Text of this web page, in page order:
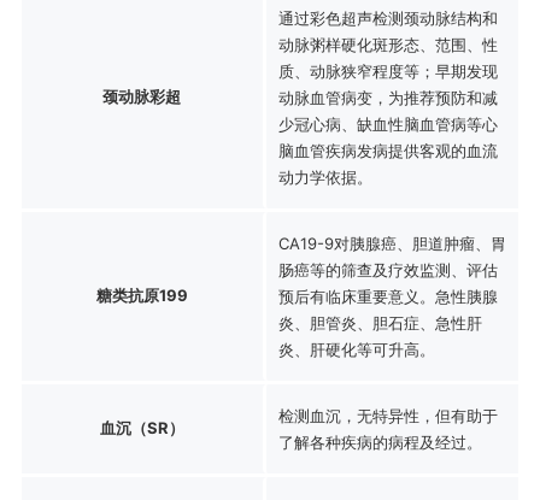
颈动脉彩超
通过彩色超声检测颈动脉结构和
动脉粥样硬化斑形态、范围、性
质、动脉狭窄程度等；早期发现
动脉血管病变，为推荐预防和减
少冠心病、缺血性脑血管病等心
脑血管疾病发病提供客观的血流
动力学依据。
糖类抗原199
CA19-9对胰腺癌、胆道肿瘤、胃
肠癌等的筛查及疗效监测、评估
预后有临床重要意义。急性胰腺
炎、胆管炎、胆石症、急性肝
炎、肝硬化等可升高。
血沉（SR）
检测血沉，无特异性，但有助于
了解各种疾病的病程及经过。